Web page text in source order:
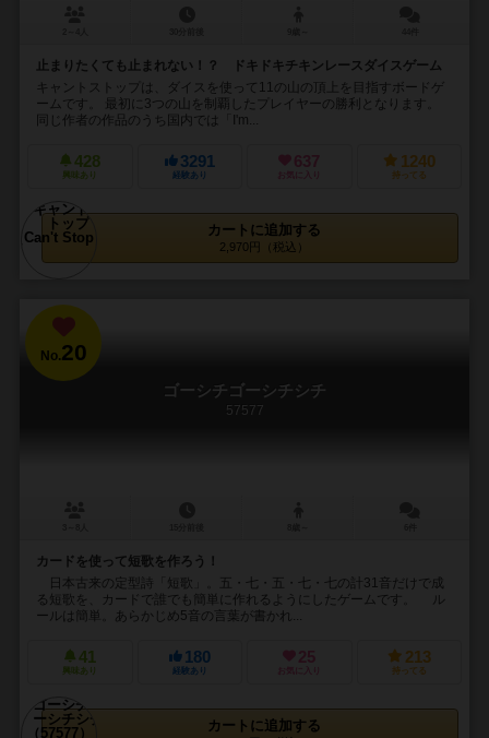
止まりたくても止まれない！？ ドキドキチキンレースダイスゲーム
キャントストップは、ダイスを使って11の山の頂上を目指すボードゲ
ームです。 最初に3つの山を制覇したプレイヤーの勝利となります。
同じ作者の作品のうち国内では「I'm...
428
興味あり
3291
経験あり
637
お気に入り
1240
持ってる
カートに追加する
2,970円（税込）
No.20
ゴーシチゴーシチシチ
57577
カードを使って短歌を作ろう！
日本古来の定型詩「短歌」。五・七・五・七・七の計31音だけで成
る短歌を、カードで誰でも簡単に作れるようにしたゲームです。 ル
ールは簡単。あらかじめ5音の言葉が書かれ...
41
興味あり
180
経験あり
25
お気に入り
213
持ってる
カートに追加する